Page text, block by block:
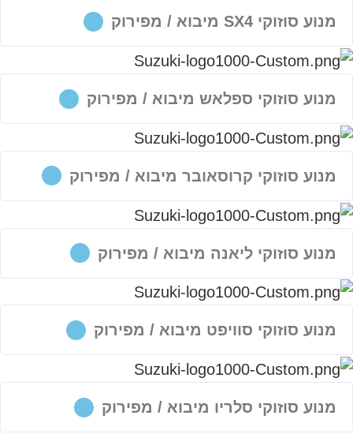
מנוע סוזוקי SX4 מיבוא / מפירוק
מנוע סוזוקי ספלאש מיבוא / מפירוק
מנוע סוזוקי קרוסאובר מיבוא / מפירוק
מנוע סוזוקי ליאנה מיבוא / מפירוק
מנוע סוזוקי סוויפט מיבוא / מפירוק
מנוע סוזוקי סלריו מיבוא / מפירוק